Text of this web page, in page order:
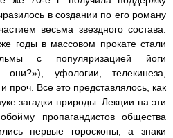
в создании по его роману
весьма звездного состава.
годы в массовом прокате стали
с популяризацией йоги
уфологии, телекинеза,
проч. Все это представлялось, как
загадки природы. Лекции на эти
пропагандистов общества
первые гороскопы, а знаки